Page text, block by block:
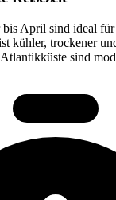
April sind ideal
kühler, trockener
sind